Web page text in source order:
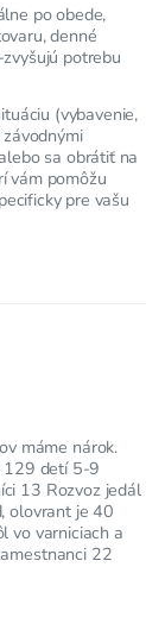
po obede,
denné
potrebu
(vybavenie,
sa obrátiť na
vám pomôžu
pre vašu
máme nárok.
129 detí 5-9
13 Rozvoz jedál
olovrant je 40
vo varniciach a
22